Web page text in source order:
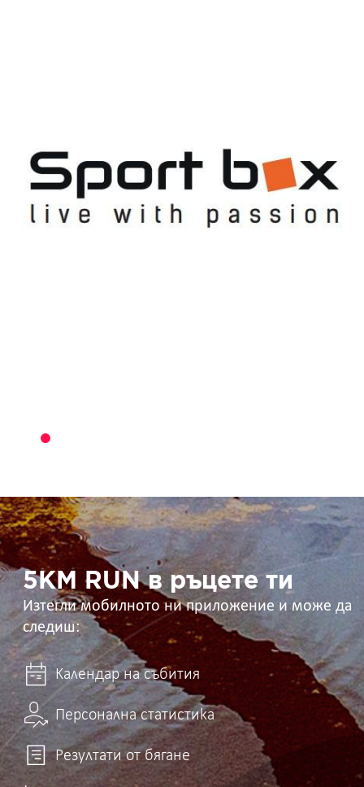
5KM
RUN
в
ръцете
ти 5KM RUN в ръцете ти
Изтегли мобилното ни приложение и може да
следиш:
Календар на събития
Персонална статистика
Резултати от бягане